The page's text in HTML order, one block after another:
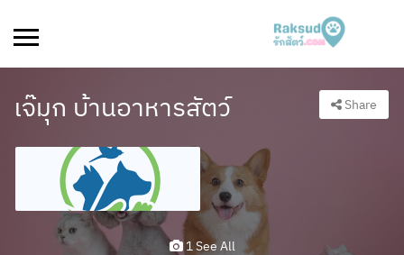
เจ๊มุก บ้านอาหารสัตว์ Share
1 See All